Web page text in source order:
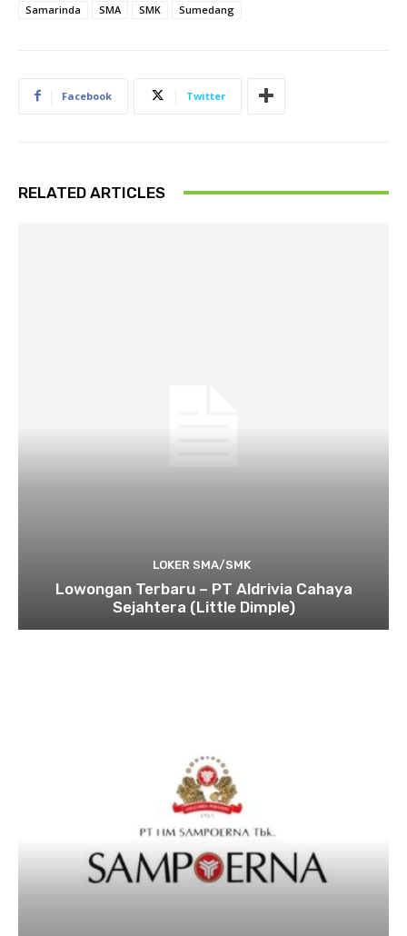
Samarinda SMA SMK Sumedang
Facebook Twitter
RELATED ARTICLES
LOKER SMA/SMK
Lowongan Terbaru – PT Aldrivia Cahaya
Sejahtera (Little Dimple)